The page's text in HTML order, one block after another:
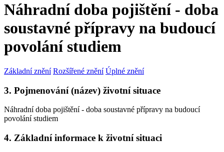
Náhradní doba pojištění - doba
soustavné přípravy na budoucí
povolání studiem
Základní znění Rozšířené znění Úplné znění
3. Pojmenování (název) životní situace
Náhradní doba pojištění - doba soustavné přípravy na budoucí
povolání studiem
4. Základní informace k životní situaci